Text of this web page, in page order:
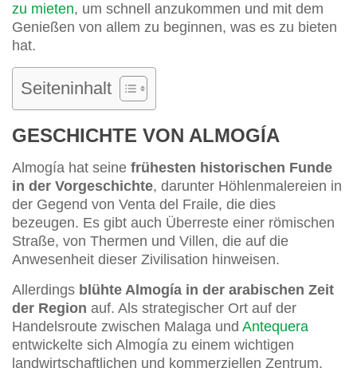
zu mieten, um schnell anzukommen und mit dem
Genießen von allem zu beginnen, was es zu bieten
hat.
Seiteninhalt
GESCHICHTE VON ALMOGÍA
Almogía hat seine frühesten historischen Funde
in der Vorgeschichte, darunter Höhlenmalereien in
der Gegend von Venta del Fraile, die dies
bezeugen. Es gibt auch Überreste einer römischen
Straße, von Thermen und Villen, die auf die
Anwesenheit dieser Zivilisation hinweisen.
Allerdings blühte Almogía in der arabischen Zeit
der Region auf. Als strategischer Ort auf der
Handelsroute zwischen Malaga und Antequera
entwickelte sich Almogía zu einem wichtigen
landwirtschaftlichen und kommerziellen Zentrum,